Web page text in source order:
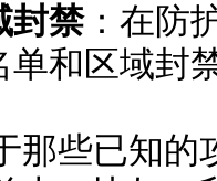
封禁：在防
单和区域封
那些已知